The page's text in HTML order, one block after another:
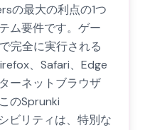
の最大の利点の1つ
ム要件です。ゲー
完全に実行される
、Safari、Edge
ーネットブラウザ
のSprunki
ビリティは、特別な